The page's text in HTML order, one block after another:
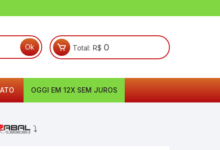
Total: R$ 0
OGGI EM 12X SEM JUROS
⤵